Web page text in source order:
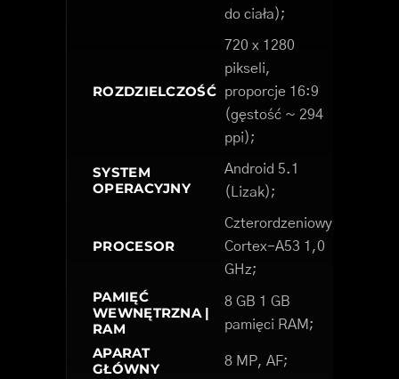
do ciała);
ROZDZIELCZOŚĆ
720 x 1280
pikseli,
proporcje 16:9
(gęstość ~ 294
ppi);
SYSTEM
OPERACYJNY
Android 5.1
(Lizak);
PROCESOR
Czterordzeniowy
Cortex-A53 1,0
GHz;
PAMIĘĆ
WEWNĘTRZNA |
RAM
8 GB 1 GB
pamięci RAM;
APARAT
GŁÓWNY
8 MP, AF;